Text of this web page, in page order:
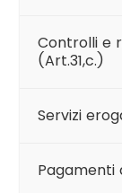
Controlli e
(Art.31,c.)
Servizi
Pagamenti